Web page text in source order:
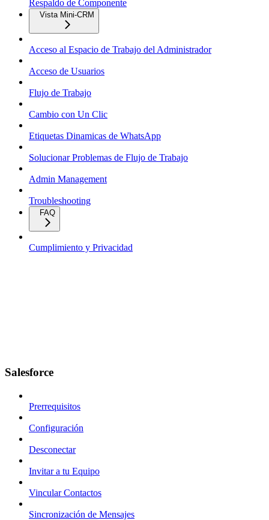
Respaldo de Componente
Vista Mini-CRM
Acceso al Espacio de Trabajo del Administrador
Acceso de Usuarios
Flujo de Trabajo
Cambio con Un Clic
Etiquetas Dinamicas de WhatsApp
Solucionar Problemas de Flujo de Trabajo
Admin Management
Troubleshooting
FAQ
Cumplimiento y Privacidad
Salesforce
Prerrequisitos
Configuración
Desconectar
Invitar a tu Equipo
Vincular Contactos
Sincronización de Mensajes